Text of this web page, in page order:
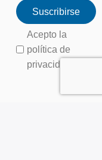
Suscribirse
Acepto la
política de
privacidad